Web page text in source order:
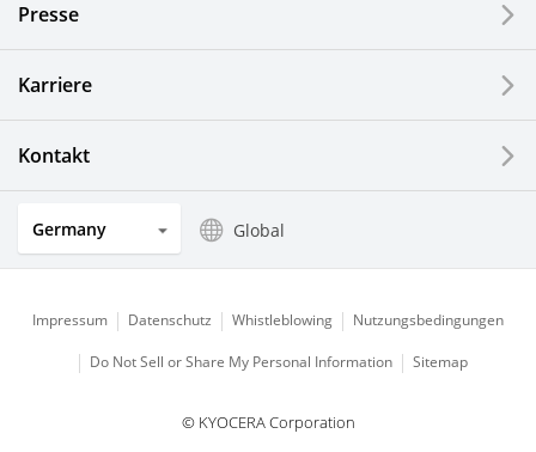
Optische Komponenten
Photovoltaiksysteme
Küchenprodukte
Presse
Karriere
Kontakt
Germany Global
Impressum Datenschutz Whistleblowing Nutzungsbedingungen
Do Not Sell or Share My Personal Information Sitemap
© KYOCERA Corporation